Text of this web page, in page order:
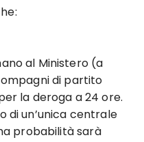
al Ministero (a
di partito
la deroga a 24 ore.
di un’unica centrale
probabilità sarà